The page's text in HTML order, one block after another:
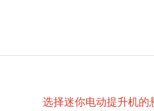
选择迷你电动提升机的